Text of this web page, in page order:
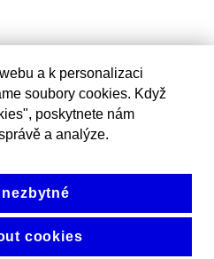
a k personalizaci
soubory cookies. Když
poskytnete nám
a analýze.
cookies